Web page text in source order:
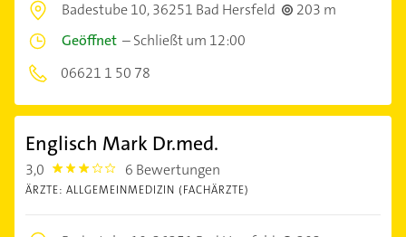
Badestube 10,36251 Bad Hersfeld
203 m
Geöffnet –Schließt um 12:00
06621 1 50 78
Englisch Mark Dr.med.
3,0 3.0 6 Bewertungen
ÄRZTE: ALLGEMEINMEDIZIN (FACHÄRZTE)